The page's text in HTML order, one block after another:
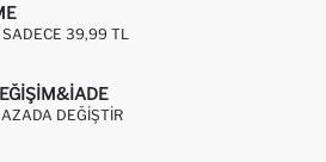
39,99 TL
DEĞIŞTIR